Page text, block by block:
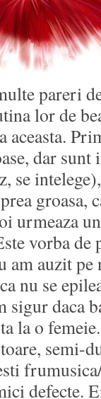
pareri
lor de
aceasta.
dar sunt
se
groasa,
urmeaza
vorba de
am auzit pe
nu se
sigur daca
la o
semi-
defecte.